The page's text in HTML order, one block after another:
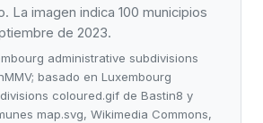
La imagen indica 100 municipios
de 2023.
administrative subdivisions
basado en Luxembourg
coloured.gif de Bastin8 y
map.svg, Wikimedia Commons,